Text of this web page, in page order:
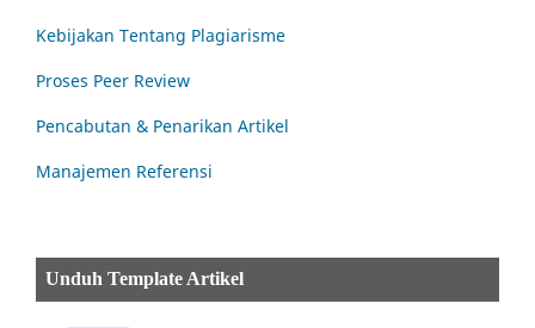
Kebijakan Tentang Plagiarisme
Proses Peer Review
Pencabutan & Penarikan Artikel
Manajemen Referensi
Unduh Template Artikel